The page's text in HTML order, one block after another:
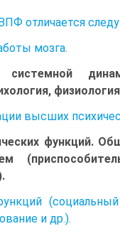
отличается
мозга.
высших
функций.
и др.).